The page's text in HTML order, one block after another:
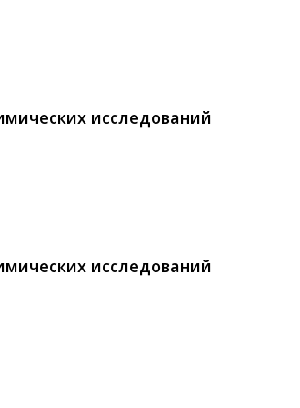
исследований
исследований